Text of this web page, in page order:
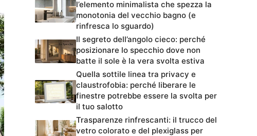
l’elemento minimalista che spezza la
monotonia del vecchio bagno (e
rinfresca lo sguardo)
Il segreto dell’angolo cieco: perché
posizionare lo specchio dove non
batte il sole è la vera svolta estiva
Quella sottile linea tra privacy e
claustrofobia: perché liberare le
finestre potrebbe essere la svolta per
il tuo salotto
Trasparenze rinfrescanti: il trucco del
vetro colorato e del plexiglass per